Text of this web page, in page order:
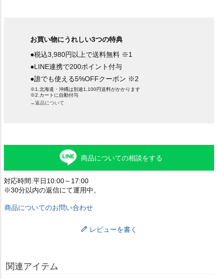
お買い物にうれしい3つの特典
●税込3,980円以上で送料無料 ※1
●LINE連携で200ポイント付与
●誰でも使える5%OFFクーポン ※2
※1.北海道・沖縄は別途1,100円送料がかかります
※2.カートに自動付与
→返品について
商品についての相談をする
対応時間:平日10:00～17:00
※30分以内の返信にて運用中。
商品についてのお問い合わせ
レビューを書く
関連アイテム